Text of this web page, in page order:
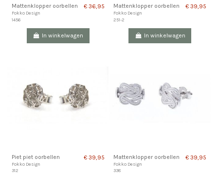
Mattenklopper oorbellen
Fokko Design
1456
€ 36,95
In winkelwagen
Mattenklopper oorbellen
Fokko Design
251-2
€ 39,95
In winkelwagen
Piet piet oorbellen
Fokko Design
312
€ 39,95 Mattenklopper oorbellen
Fokko Design
338
€ 39,95